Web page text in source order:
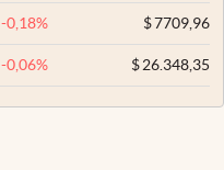
-0,18% $7709,96
-0,06% $26.348,35